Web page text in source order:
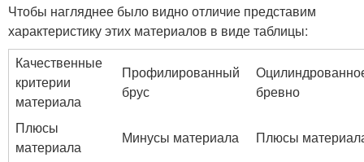
Чтобы нагляднее было видно отличие представим
характеристику этих материалов в виде таблицы:
Качественные
критерии
материала
Профилированный
брус
бревно
Плюсы
материала
Минусы материала Плюсы